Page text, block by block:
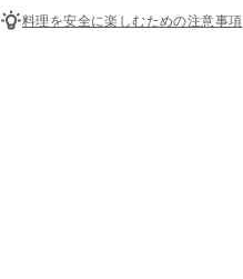
料理を安全に楽しむための注意事項